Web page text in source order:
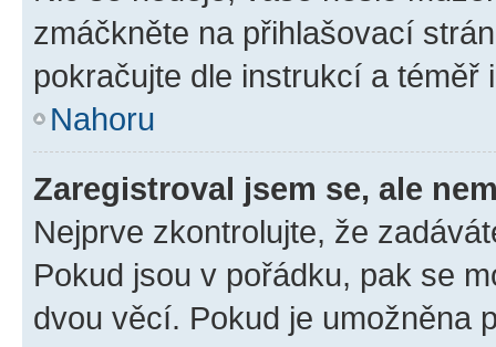
zmáčkněte na přihlašovací
pokračujte dle instrukcí a téměř
Nahoru
Zaregistroval jsem se, ale
Nejprve zkontrolujte, že
Pokud jsou v pořádku, pak se
dvou věcí. Pokud je umožněna